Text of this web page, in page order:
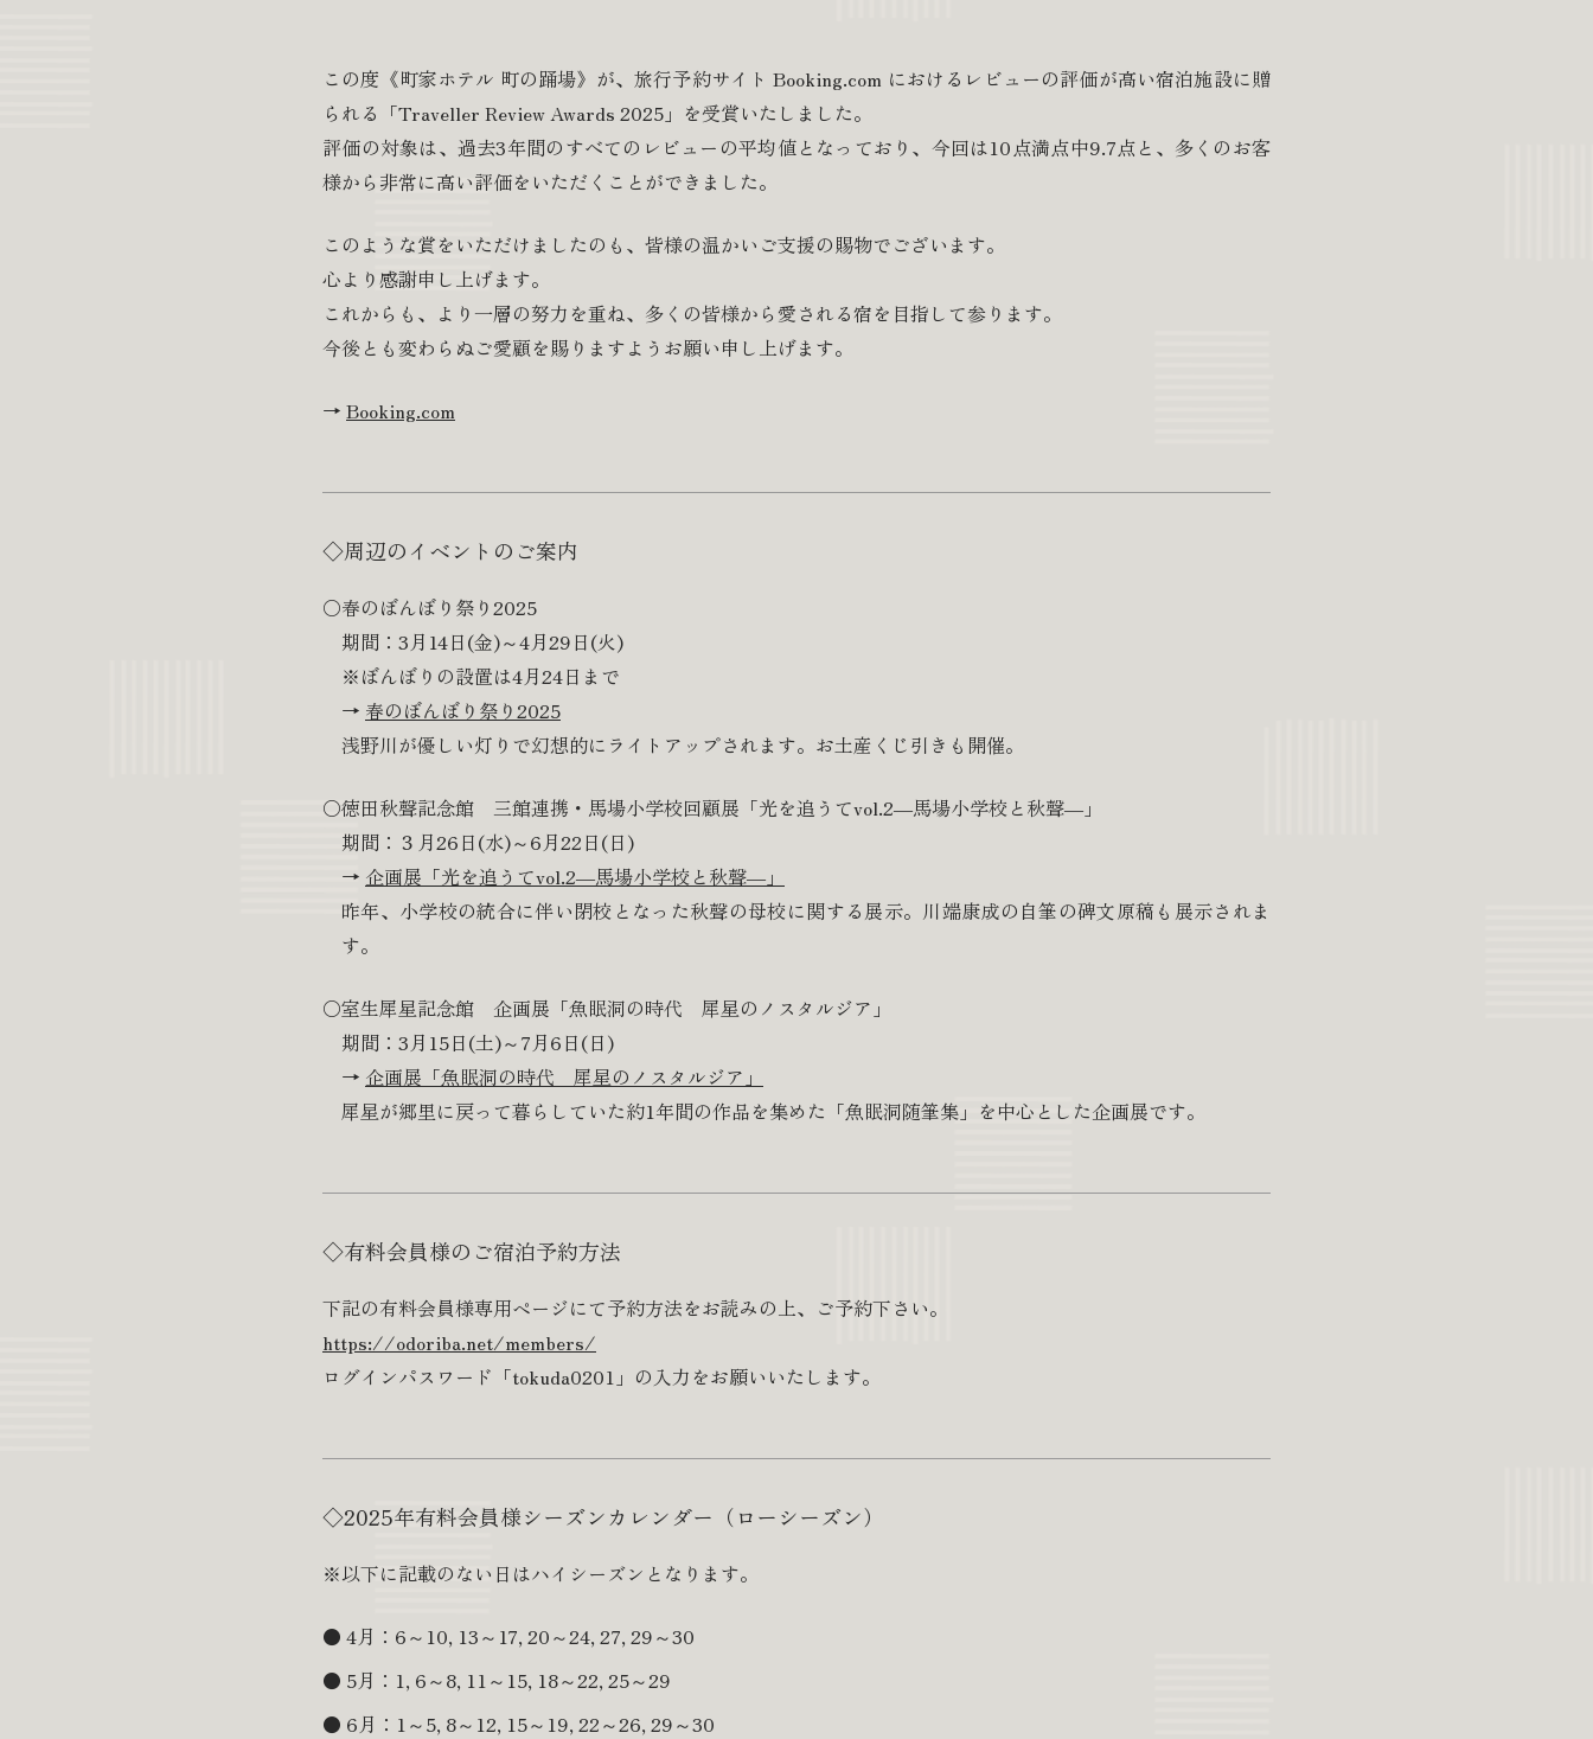
この度《町家ホテル 町の踊場》が、旅行予約サイト Booking.com におけるレビューの評価が高い宿泊施設に贈
られる「Traveller Review Awards 2025」を受賞いたしました。
評価の対象は、過去3年間のすべてのレビューの平均値となっており、今回は10点満点中9.7点と、多くのお客
様から非常に高い評価をいただくことができました。
このような賞をいただけましたのも、皆様の温かいご支援の賜物でございます。
心より感謝申し上げます。
これからも、より一層の努力を重ね、多くの皆様から愛される宿を目指して参ります。
今後とも変わらぬご愛顧を賜りますようお願い申し上げます。
→ Booking.com
◇周辺のイベントのご案内
○春のぼんぼり祭り2025
期間：3月14日(金)～4月29日(火)
※ぼんぼりの設置は4月24日まで
→ 春のぼんぼり祭り2025
浅野川が優しい灯りで幻想的にライトアップされます。お土産くじ引きも開催。
○徳田秋聲記念館 三館連携・馬場小学校回顧展「光を追うてvol.2―馬場小学校と秋聲―」
期間：３月26日(水)～6月22日(日)
→ 企画展「光を追うてvol.2―馬場小学校と秋聲―」
昨年、小学校の統合に伴い閉校となった秋聲の母校に関する展示。川端康成の自筆の碑文原稿も展示されま
す。
○室生犀星記念館 企画展「魚眠洞の時代 犀星のノスタルジア」
期間：3月15日(土)～7月6日(日)
→ 企画展「魚眠洞の時代 犀星のノスタルジア」
犀星が郷里に戻って暮らしていた約1年間の作品を集めた「魚眠洞随筆集」を中心とした企画展です。
◇有料会員様のご宿泊予約方法
下記の有料会員様専用ページにて予約方法をお読みの上、ご予約下さい。
https://odoriba.net/members/
ログインパスワード「tokuda0201」の入力をお願いいたします。
◇2025年有料会員様シーズンカレンダー（ローシーズン）
※以下に記載のない日はハイシーズンとなります。
4月：6～10, 13～17, 20～24, 27, 29～30
5月：1, 6～8, 11～15, 18～22, 25～29
6月：1～5, 8～12, 15～19, 22～26, 29～30